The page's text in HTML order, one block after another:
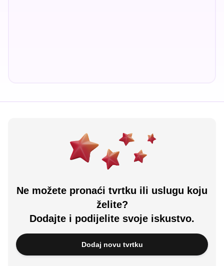
Ne možete pronaći tvrtku ili uslugu koju
želite?
Dodajte i podijelite svoje iskustvo.
Dodaj novu tvrtku